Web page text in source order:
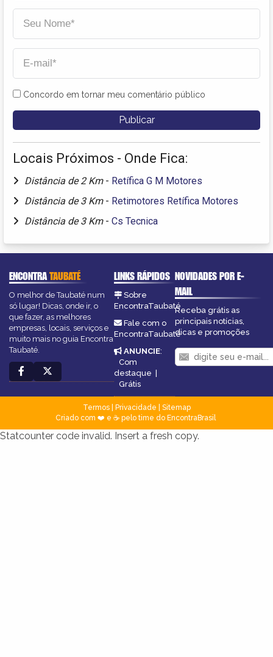
Concordo em tornar meu comentário público
Locais Próximos - Onde Fica:
Distância de 2 Km - Retífica G M Motores
Distância de 3 Km - Retimotores Retífica Motores
Distância de 3 Km - Cs Tecnica
ENCONTRATAUBATÉ
O melhor de Taubaté num
só lugar! Dicas, onde ir, o
que fazer, as melhores
empresas, locais, serviços e
muito mais no guia Encontra
Taubaté.
LINKS RÁPIDOS
Sobre
EncontraTaubaté
Fale com o
EncontraTaubaté
ANUNCIE:
Com
destaque |
Grátis
NOVIDADES POR E-
MAIL
Receba grátis as
principais notícias,
dicas e promoções
Termos| Privacidade
Sitemap
Criado com ❤️ e ☕ pelo time do EncontraBrasil
Statcounter code invalid. Insert a fresh copy.